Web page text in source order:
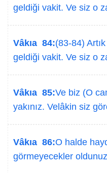
geldiği vakit. Ve siz o
Vâkıa 84:(83-84)
geldiği vakit. Ve siz o
Vâkıa 85:Ve biz (O
yakınız. Velâkin siz
Vâkıa 86:O halde
görmeyecekler